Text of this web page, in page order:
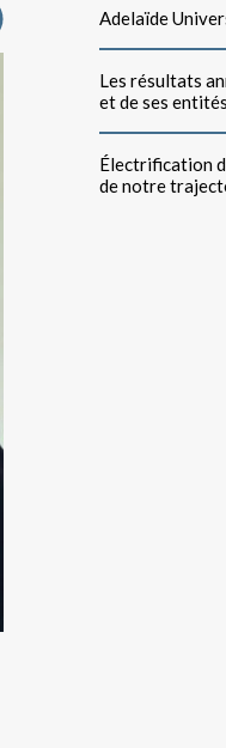
Adelaïde
Les résultats
et de ses entités
Électrification
de notre